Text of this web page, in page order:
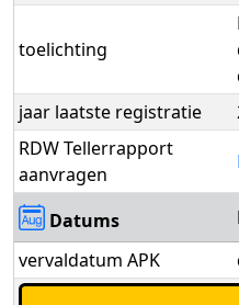
toelichting
jaar laatste registratie
RDW Tellerrapport
aanvragen
Datums
vervaldatum APK